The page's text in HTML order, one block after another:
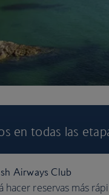
en todas las
Airways Club
hacer reservas más